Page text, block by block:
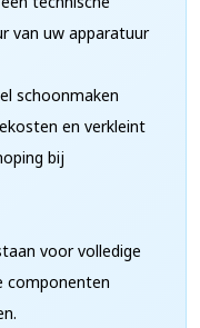
van uw apparatuur
schoonmaken
en verkleint
bij
voor volledige
componenten